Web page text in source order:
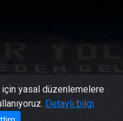
yasal düzenlemelere
Detaylı bilgi